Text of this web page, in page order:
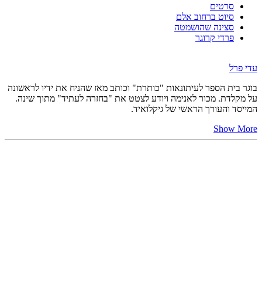
סרטים
סיוט ברחוב אלם
סצינה שהושמטה
פרדי קרוגר
עדי פרל
בוגר בית הספר לעיתונאות "כותרת" וכותב מאז שהניח את ידיו לראשונה
על מקלדת. מכור לאנימה ויודע לצטט את "בחזרה לעתיד" מתוך שינה.
המייסד והעורך הראשי של גיקלואיד.
Show More